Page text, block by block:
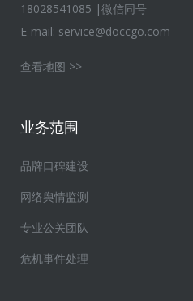
18028541085 |微信同号
E-mail: service@doccgo.com
查看地图 >>
业务范围
品牌口碑建设
网络舆情监测
专业公关团队
危机事件处理